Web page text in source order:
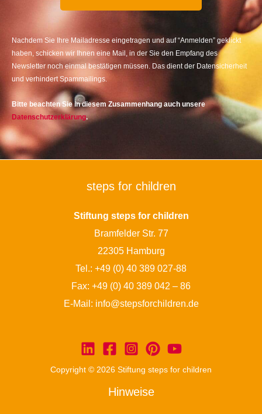
Nachdem Sie Ihre Mailadresse eingetragen und auf “Anmelden” geklickt
haben, schicken wir Ihnen eine Mail, in der Sie den Empfang des
Newsletter noch einmal bestätigen müssen. Das dient der Datensicherheit
und verhindert Spammailings.
Bitte beachten Sie in diesem Zusammenhang auch unsere
Datenschutzerklärung.
steps for children
Stiftung steps for children
Bramfelder Str. 77
22305 Hamburg
Tel.: +49 (0) 40 389 027-88
Fax: +49 (0) 40 389 042 – 86
E-Mail: info@stepsforchildren.de
Copyright © 2026 Stiftung steps for children
Hinweise